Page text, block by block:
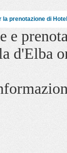
la prenotazione di
e
d'Elba